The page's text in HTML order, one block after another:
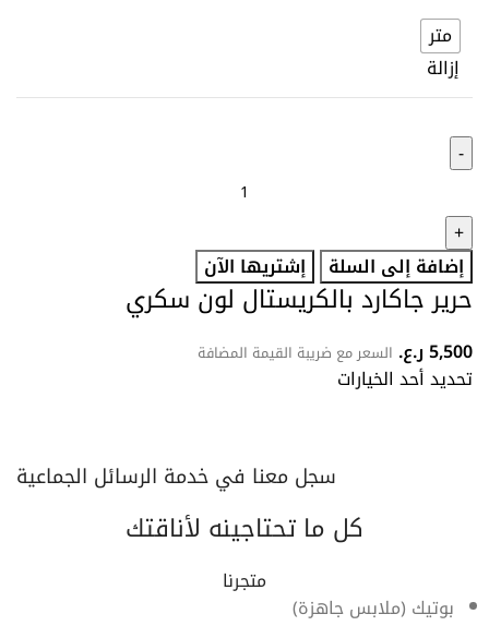
متر
إزالة
إضافة إلى السلة إشتريها الآن
حرير جاكارد بالكريستال لون سكري
5,500ر.ع. السعر مع ضريبة القيمة المضافة
تحديد أحد الخيارات
سجل معنا في خدمة الرسائل الجماعية
كل ما تحتاجينه لأناقتك
متجرنا
بوتيك (ملابس جاهزة)